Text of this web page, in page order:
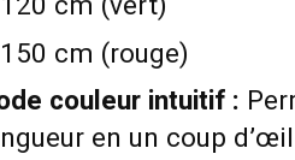
150 cm (rouge)
couleur intuitif :
en un coup